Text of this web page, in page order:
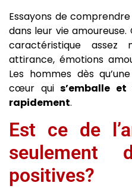
Essayons de
dans leur vie
caractéristique assez
attirance, émotions
Les hommes dès
cœur qui s’emballe
rapidement.
Est ce de
seulement
positives?